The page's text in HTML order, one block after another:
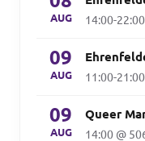
AUG 14:00-
09
AUG 11:00-
09
AUG
Queer
14:00 @